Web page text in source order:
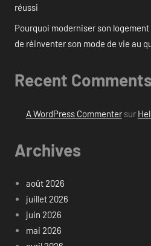
réussi
Pourquoi moderniser son
de réinventer son mode de vie au
Recent
A WordPress Commentersur
Archives
août 2026
juillet 2026
juin 2026
mai 2026